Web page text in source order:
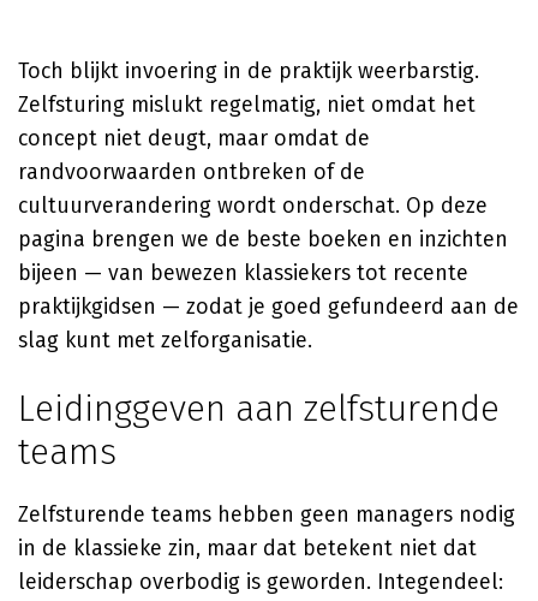
Toch blijkt invoering in de praktijk weerbarstig.
Zelfsturing mislukt regelmatig, niet omdat het
concept niet deugt, maar omdat de
randvoorwaarden ontbreken of de
cultuurverandering wordt onderschat. Op deze
pagina brengen we de beste boeken en inzichten
bijeen — van bewezen klassiekers tot recente
praktijkgidsen — zodat je goed gefundeerd aan de
slag kunt met zelforganisatie.
Leidinggeven aan zelfsturende
teams
Zelfsturende teams hebben geen managers nodig
in de klassieke zin, maar dat betekent niet dat
leiderschap overbodig is geworden. Integendeel: